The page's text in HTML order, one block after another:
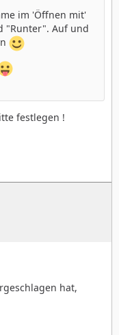
im 'Öffnen mit'
"Runter". Auf und
festlegen !
hat,